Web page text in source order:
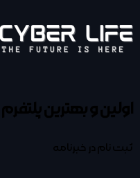
اولین و بهترین پلتفرم
ثبت نام در خبرنامه